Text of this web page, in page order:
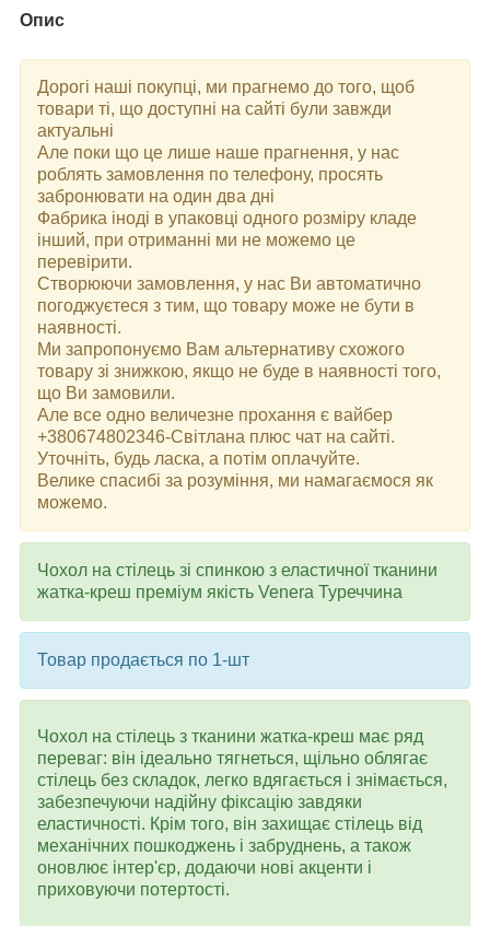
Опис
Дорогі наші покупці, ми прагнемо до того, щоб
товари ті, що доступні на сайті були завжди
актуальні
Але поки що це лише наше прагнення, у нас
роблять замовлення по телефону, просять
забронювати на один два дні
Фабрика іноді в упаковці одного розміру кладе
інший, при отриманні ми не можемо це
перевірити.
Створюючи замовлення, у нас Ви автоматично
погоджуєтеся з тим, що товару може не бути в
наявності.
Ми запропонуємо Вам альтернативу схожого
товару зі знижкою, якщо не буде в наявності того,
що Ви замовили.
Але все одно величезне прохання є вайбер
+380674802346-Світлана плюс чат на сайті.
Уточніть, будь ласка, а потім оплачуйте.
Велике спасибі за розуміння, ми намагаємося як
можемо.
Чохол на стілець зі спинкою з еластичної тканини
жатка-креш преміум якість Venera Туреччина
Товар продається по 1-шт
Чохол на стілець з тканини жатка-креш має ряд
переваг: він ідеально тягнеться, щільно облягає
стілець без складок, легко вдягається і знімається,
забезпечуючи надійну фіксацію завдяки
еластичності. Крім того, він захищає стілець від
механічних пошкоджень і забруднень, а також
оновлює інтер'єр, додаючи нові акценти і
приховуючи потертості.